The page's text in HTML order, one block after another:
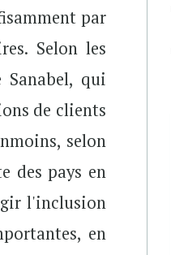
par
Selon les
qui
de clients
selon
des pays en
l'inclusion
en